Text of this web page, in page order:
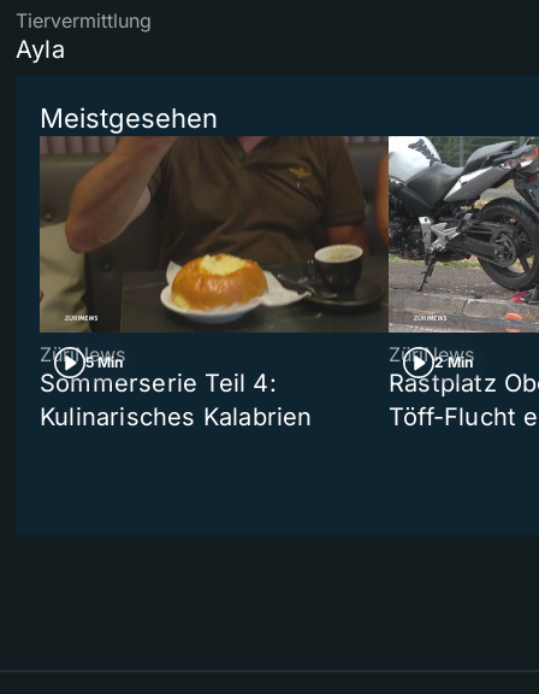
Tiervermittlung
Ayla
Meistgesehen
5 Min
ZüriNews
Sommerserie Teil 4:
Kulinarisches Kalabrien
2 Min
ZüriNews
Rastplatz
Töff-Flucht